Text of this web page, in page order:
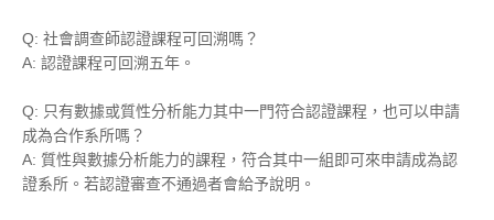
Q: 社會調查師認證課程可回溯嗎？
A: 認證課程可回溯五年。
Q: 只有數據或質性分析能力其中一門符合認證課程，也可以申請
成為合作系所嗎？
A: 質性與數據分析能力的課程，符合其中一組即可來申請成為認
證系所。若認證審查不通過者會給予說明。